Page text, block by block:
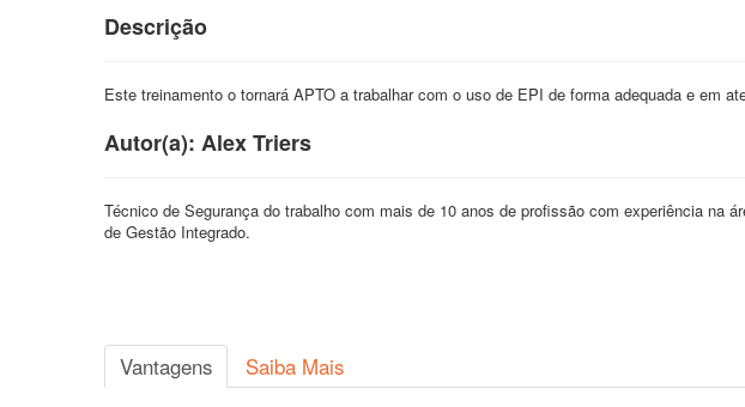
Descrição
Este treinamento o tornará APTO a trabalhar com o uso de EPI de forma adequada e em
Autor(a): Alex Triers
Técnico de Segurança do trabalho com mais de 10 anos de profissão com experiência na
de Gestão Integrado.
Vantagens Saiba Mais